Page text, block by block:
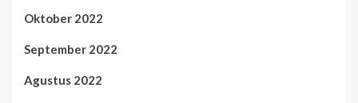
Oktober 2022
September 2022
Agustus 2022